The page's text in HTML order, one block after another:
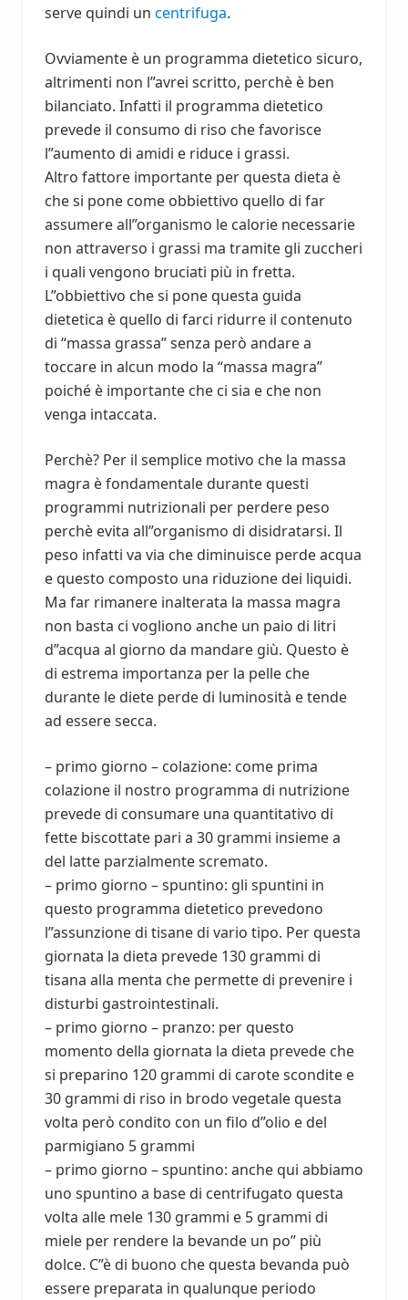
serve quindi un centrifuga.
Ovviamente è un programma dietetico sicuro,
altrimenti non l”avrei scritto, perchè è ben
bilanciato. Infatti il programma dietetico
prevede il consumo di riso che favorisce
l”aumento di amidi e riduce i grassi.
Altro fattore importante per questa dieta è
che si pone come obbiettivo quello di far
assumere all”organismo le calorie necessarie
non attraverso i grassi ma tramite gli zuccheri
i quali vengono bruciati più in fretta.
L”obbiettivo che si pone questa guida
dietetica è quello di farci ridurre il contenuto
di “massa grassa” senza però andare a
toccare in alcun modo la “massa magra”
poiché è importante che ci sia e che non
venga intaccata.
Perchè? Per il semplice motivo che la massa
magra è fondamentale durante questi
programmi nutrizionali per perdere peso
perchè evita all”organismo di disidratarsi. Il
peso infatti va via che diminuisce perde acqua
e questo composto una riduzione dei liquidi.
Ma far rimanere inalterata la massa magra
non basta ci vogliono anche un paio di litri
d”acqua al giorno da mandare giù. Questo è
di estrema importanza per la pelle che
durante le diete perde di luminosità e tende
ad essere secca.
– primo giorno – colazione: come prima
colazione il nostro programma di nutrizione
prevede di consumare una quantitativo di
fette biscottate pari a 30 grammi insieme a
del latte parzialmente scremato.
– primo giorno – spuntino: gli spuntini in
questo programma dietetico prevedono
l”assunzione di tisane di vario tipo. Per questa
giornata la dieta prevede 130 grammi di
tisana alla menta che permette di prevenire i
disturbi gastrointestinali.
– primo giorno – pranzo: per questo
momento della giornata la dieta prevede che
si preparino 120 grammi di carote scondite e
30 grammi di riso in brodo vegetale questa
volta però condito con un filo d”olio e del
parmigiano 5 grammi
– primo giorno – spuntino: anche qui abbiamo
uno spuntino a base di centrifugato questa
volta alle mele 130 grammi e 5 grammi di
miele per rendere la bevande un po” più
dolce. C”è di buono che questa bevanda può
essere preparata in qualunque periodo